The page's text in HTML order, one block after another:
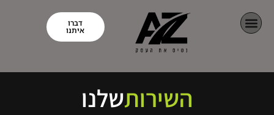
דברו
איתנו
השירותשלנו